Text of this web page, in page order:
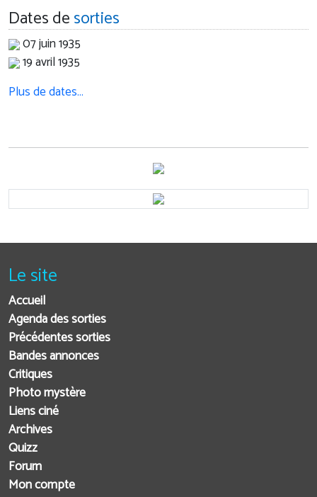
Dates desorties
07 juin 1935
19 avril 1935
Plus de dates…
Le site
Accueil
Agenda des sorties
Précédentes sorties
Bandes annonces
Critiques
Photo mystère
Liens ciné
Archives
Quizz
Forum
Mon compte